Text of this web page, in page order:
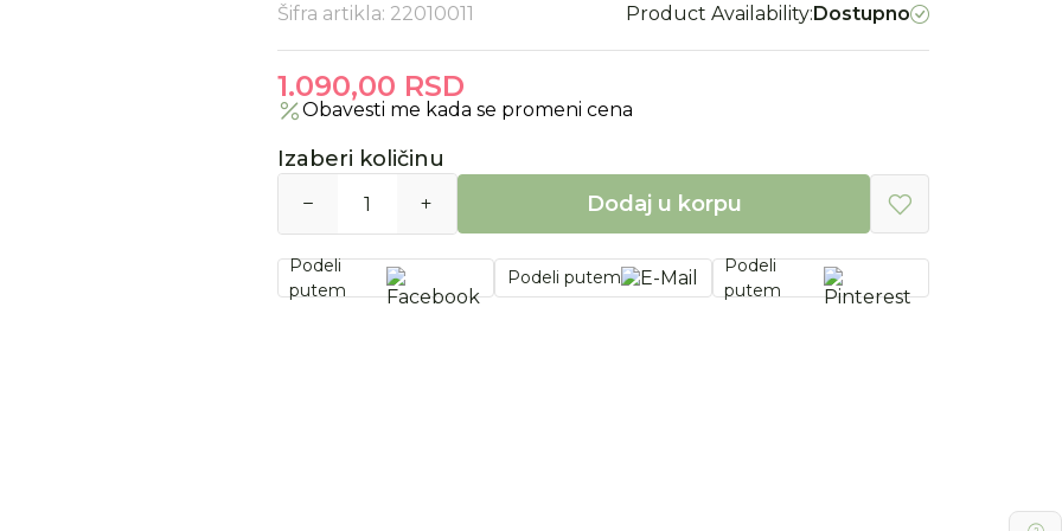
Šifra artikla: 22010011 Product Availability:Dostupno
1.090,00 RSD
Obavesti me kada se promeni cena
Izaberi količinu
Dodaj u korpu
Podeli
putem
Podeli putem
Podeli
putem